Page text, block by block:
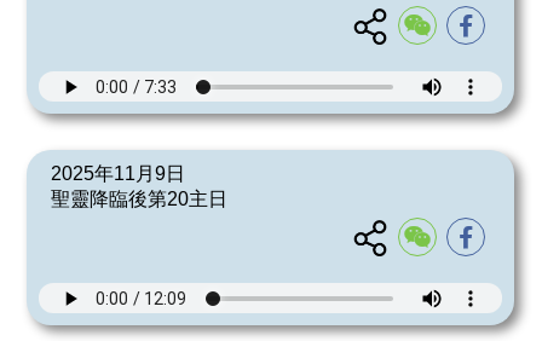
2025年11月9日
聖靈降臨後第20主日